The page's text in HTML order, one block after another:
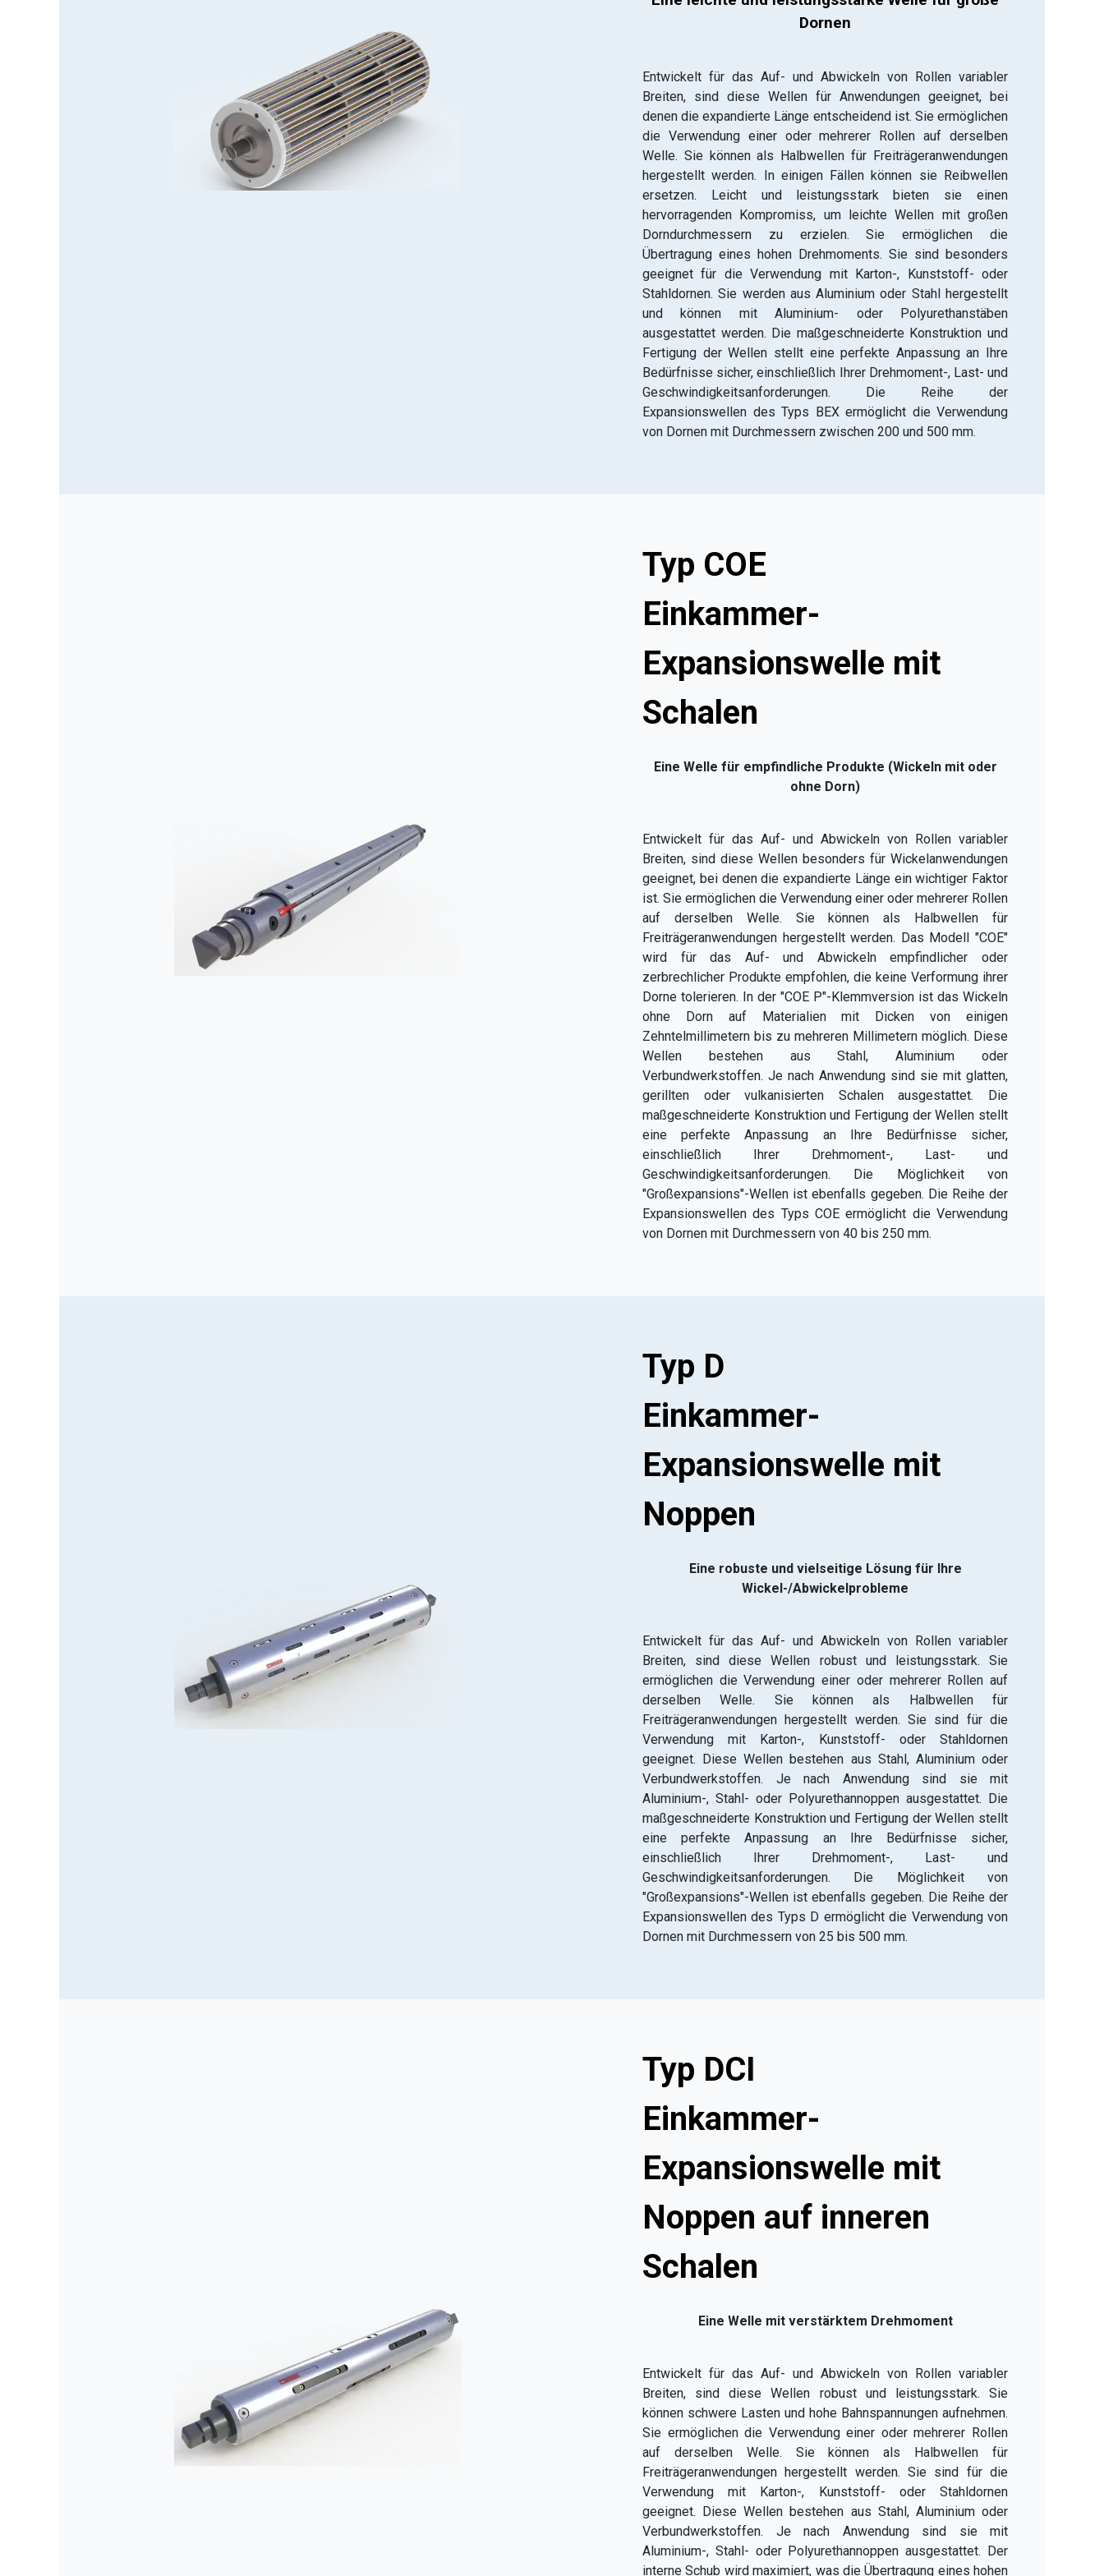
Dornen​
Entwickelt für das Auf- und Abwickeln von Rollen variabler
Breiten, sind diese Wellen für Anwendungen geeignet, bei
denen die expandierte Länge entscheidend ist. Sie ermöglichen
die Verwendung einer oder mehrerer Rollen auf derselben
Welle. Sie können als Halbwellen für Freiträgeranwendungen
hergestellt werden. In einigen Fällen können sie Reibwellen
ersetzen. Leicht und leistungsstark bieten sie einen
hervorragenden Kompromiss, um leichte Wellen mit großen
Dorndurchmessern zu erzielen. Sie ermöglichen die
Übertragung eines hohen Drehmoments. Sie sind besonders
geeignet für die Verwendung mit Karton-, Kunststoff- oder
Stahldornen. Sie werden aus Aluminium oder Stahl hergestellt
und können mit Aluminium- oder Polyurethanstäben
ausgestattet werden. Die maßgeschneiderte Konstruktion und
Fertigung der Wellen stellt eine perfekte Anpassung an Ihre
Bedürfnisse sicher, einschließlich Ihrer Drehmoment-, Last- und
Geschwindigkeitsanforderungen. Die Reihe der
Expansionswellen des Typs BEX ermöglicht die Verwendung
von Dornen mit Durchmessern zwischen 200 und 500 mm.
Typ COE
Einkammer-
Expansionswelle mit
Schalen
Eine Welle für empfindliche Produkte (Wickeln mit oder
ohne Dorn)
Entwickelt für das Auf- und Abwickeln von Rollen variabler
Breiten, sind diese Wellen besonders für Wickelanwendungen
geeignet, bei denen die expandierte Länge ein wichtiger Faktor
ist. Sie ermöglichen die Verwendung einer oder mehrerer Rollen
auf derselben Welle. Sie können als Halbwellen für
Freiträgeranwendungen hergestellt werden. Das Modell "COE"
wird für das Auf- und Abwickeln empfindlicher oder
zerbrechlicher Produkte empfohlen, die keine Verformung ihrer
Dorne tolerieren. In der "COE P"-Klemmversion ist das Wickeln
ohne Dorn auf Materialien mit Dicken von einigen
Zehntelmillimetern bis zu mehreren Millimetern möglich. Diese
Wellen bestehen aus Stahl, Aluminium oder
Verbundwerkstoffen. Je nach Anwendung sind sie mit glatten,
gerillten oder vulkanisierten Schalen ausgestattet. Die
maßgeschneiderte Konstruktion und Fertigung der Wellen stellt
eine perfekte Anpassung an Ihre Bedürfnisse sicher,
einschließlich Ihrer Drehmoment-, Last- und
Geschwindigkeitsanforderungen. Die Möglichkeit von
"Großexpansions"-Wellen ist ebenfalls gegeben. Die Reihe der
Expansionswellen des Typs COE ermöglicht die Verwendung
von Dornen mit Durchmessern von 40 bis 250 mm.
Typ D
Einkammer-
Expansionswelle mit
Noppen
Eine robuste und vielseitige Lösung für Ihre
Wickel-/Abwickelprobleme​
Entwickelt für das Auf- und Abwickeln von Rollen variabler
Breiten, sind diese Wellen robust und leistungsstark. Sie
ermöglichen die Verwendung einer oder mehrerer Rollen auf
derselben Welle. Sie können als Halbwellen für
Freiträgeranwendungen hergestellt werden. Sie sind für die
Verwendung mit Karton-, Kunststoff- oder Stahldornen
geeignet. Diese Wellen bestehen aus Stahl, Aluminium oder
Verbundwerkstoffen. Je nach Anwendung sind sie mit
Aluminium-, Stahl- oder Polyurethannoppen ausgestattet. Die
maßgeschneiderte Konstruktion und Fertigung der Wellen stellt
eine perfekte Anpassung an Ihre Bedürfnisse sicher,
einschließlich Ihrer Drehmoment-, Last- und
Geschwindigkeitsanforderungen. Die Möglichkeit von
"Großexpansions"-Wellen ist ebenfalls gegeben. Die Reihe der
Expansionswellen des Typs D ermöglicht die Verwendung von
Dornen mit Durchmessern von 25 bis 500 mm.
Typ DCI
Einkammer-
Expansionswelle mit
Noppen auf inneren
Schalen
Eine Welle mit verstärktem Drehmoment
Entwickelt für das Auf- und Abwickeln von Rollen variabler
Breiten, sind diese Wellen robust und leistungsstark. Sie
können schwere Lasten und hohe Bahnspannungen aufnehmen.
Sie ermöglichen die Verwendung einer oder mehrerer Rollen
auf derselben Welle. Sie können als Halbwellen für
Freiträgeranwendungen hergestellt werden. Sie sind für die
Verwendung mit Karton-, Kunststoff- oder Stahldornen
geeignet. Diese Wellen bestehen aus Stahl, Aluminium oder
Verbundwerkstoffen. Je nach Anwendung sind sie mit
Aluminium-, Stahl- oder Polyurethannoppen ausgestattet. Der
interne Schub wird maximiert, was die Übertragung eines hohen